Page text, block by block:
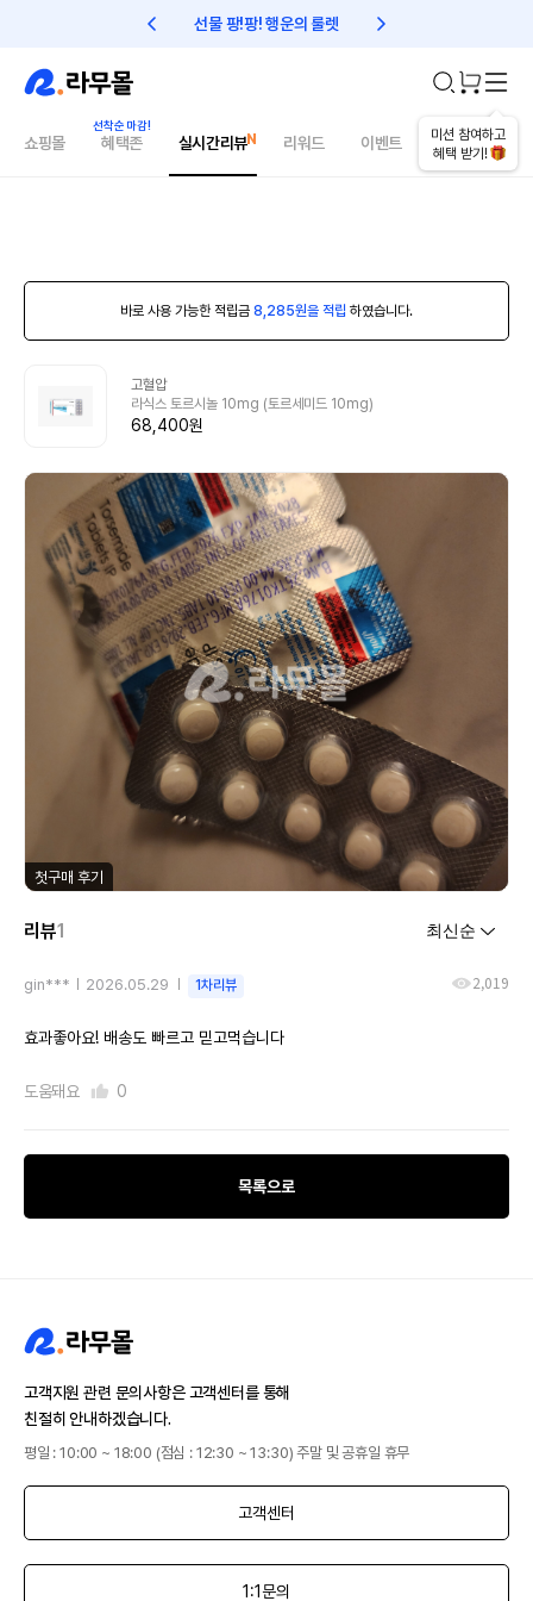
선물 팡!팡! 행운의 룰렛 친구초대 1만원 리워드!
미션 참여하고
혜택 받기!
쇼핑몰 혜택존 실시간리뷰 리워드 이벤트 건강매거진
바로 사용 가능한 적립금 8,285원을 적립 하였습니다.
고혈압
라식스 토르시놀 10mg (토르세미드 10mg)
68,400원
첫구매 후기
리뷰1
gin*** 2026.05.29 1차리뷰 2,019
효과좋아요! 배송도 빠르고 믿고먹습니다
도움돼요 0
목록으로
고객지원 관련 문의사항은 고객센터를 통해
친절히 안내하겠습니다.
평일 : 10:00 ~ 18:00 (점심 : 12:30 ~ 13:30) 주말 및 공휴일 휴무
고객센터
1:1문의